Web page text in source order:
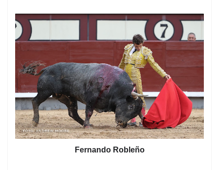
Fernando Robleño